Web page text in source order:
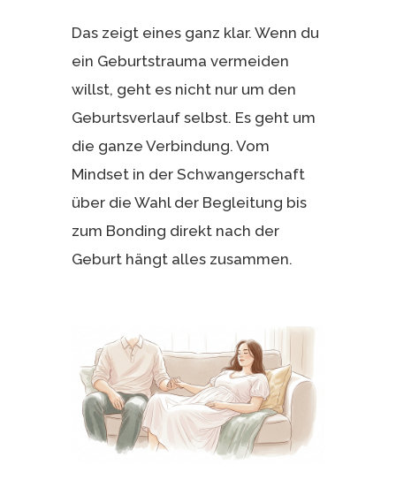
Das zeigt eines ganz klar. Wenn du
ein Geburtstrauma vermeiden
willst, geht es nicht nur um den
Geburtsverlauf selbst. Es geht um
die ganze Verbindung. Vom
Mindset in der Schwangerschaft
über die Wahl der Begleitung bis
zum Bonding direkt nach der
Geburt hängt alles zusammen.